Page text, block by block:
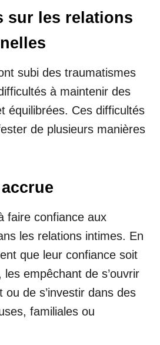
sur les relations
subi des traumatismes
à maintenir des
équilibrées. Ces difficultés
de plusieurs manières
faire confiance aux
les relations intimes. En
que leur confiance soit
empêchant de s’ouvrir
ou de s’investir dans des
familiales ou